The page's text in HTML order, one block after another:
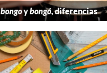
bongoybongó, diferencias